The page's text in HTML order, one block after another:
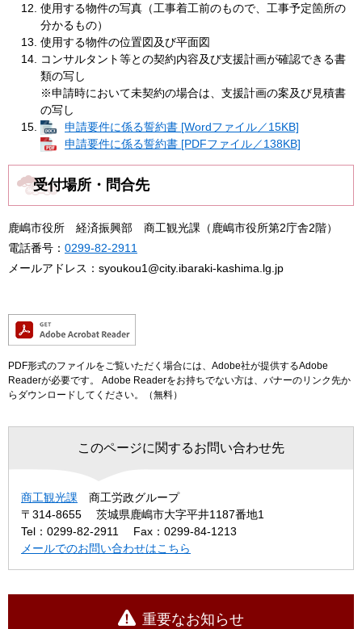
使用する物件の写真（工事着工前のもので、工事予定箇所の
分かるもの）
使用する物件の位置図及び平面図
コンサルタント等との契約内容及び支援計画が確認できる書
類の写し
※申請時において未契約の場合は、支援計画の案及び見積書
の写し
申請要件に係る誓約書 [Wordファイル／15KB]
申請要件に係る誓約書 [PDFファイル／138KB]
受付場所・問合先
鹿嶋市役所 経済振興部 商工観光課（鹿嶋市役所第2庁舎2階）
電話番号： 0299-82-2911
メールアドレス：syoukou1@city.ibaraki-kashima.lg.jp
PDF形式のファイルをご覧いただく場合には、Adobe社が提供するAdobe
Readerが必要です。
Adobe Readerをお持ちでない方は、バナーのリンク先か
らダウンロードしてください。（無料）
このページに関するお問い合わせ先
商工観光課
商工労政グループ
〒314-8655
茨城県鹿嶋市大字平井1187番地1
Tel：0299-82-2911
Fax：0299-84-1213
メールでのお問い合わせはこちら
重要なお知らせ